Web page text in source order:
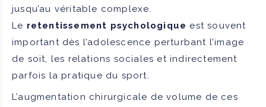
jusqu’au véritable complexe.
Le retentissement psychologique est souvent
important dès l’adolescence perturbant l’image
de soit, les relations sociales et indirectement
parfois la pratique du sport.
L’augmentation chirurgicale de volume de ces